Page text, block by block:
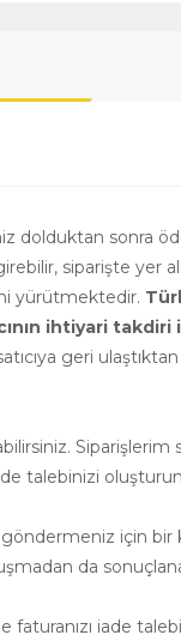
dolduktan sonra
siparişte yer
yürütmektedir.
ihtiyari takdiri
geri ulaştıktan
talebinizi
için
da
faturanızı iade